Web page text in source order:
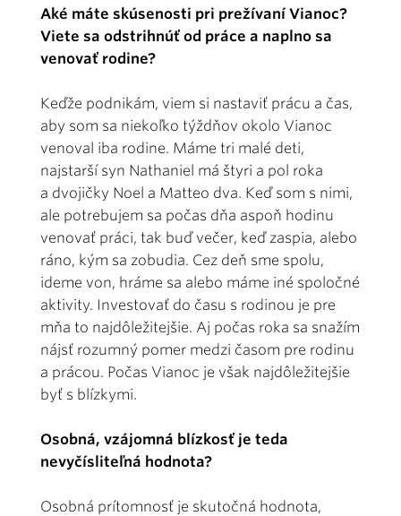
Aké máte skúsenosti pri prežívaní Vianoc?
Viete sa odstrihnúť od práce a naplno sa
venovať rodine?
Keďže podnikám, viem si nastaviť prácu a čas,
aby som sa niekoľko týždňov okolo Vianoc
venoval iba rodine. Máme tri malé deti,
najstarší syn Nathaniel má štyri a pol roka
a dvojičky Noel a Matteo dva. Keď som s nimi,
ale potrebujem sa počas dňa aspoň hodinu
venovať práci, tak buď večer, keď zaspia, alebo
ráno, kým sa zobudia. Cez deň sme spolu,
ideme von, hráme sa alebo máme iné spoločné
aktivity. Investovať do času s rodinou je pre
mňa to najdôležitejšie. Aj počas roka sa snažím
nájsť rozumný pomer medzi časom pre rodinu
a prácou. Počas Vianoc je však najdôležitejšie
byť s blízkymi.
Osobná, vzájomná blízkosť je teda
nevyčísliteľná hodnota?
Osobná prítomnosť je skutočná hodnota,